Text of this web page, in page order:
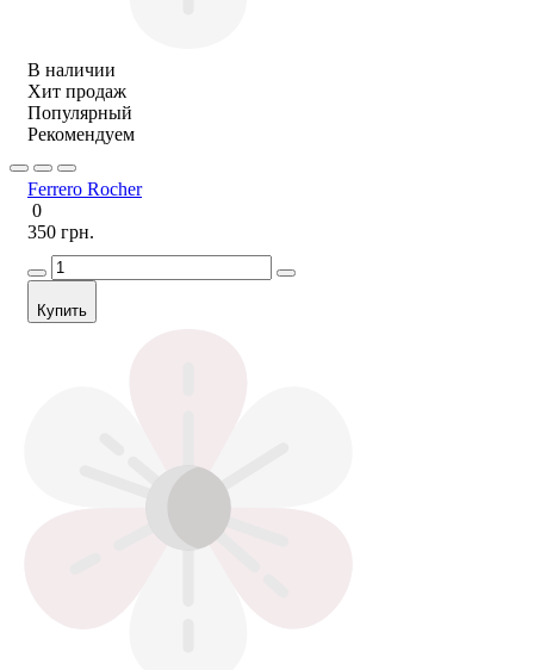
В наличии
Хит продаж
Популярный
Рекомендуем
Ferrero Rocher
0
350 грн.
Купить